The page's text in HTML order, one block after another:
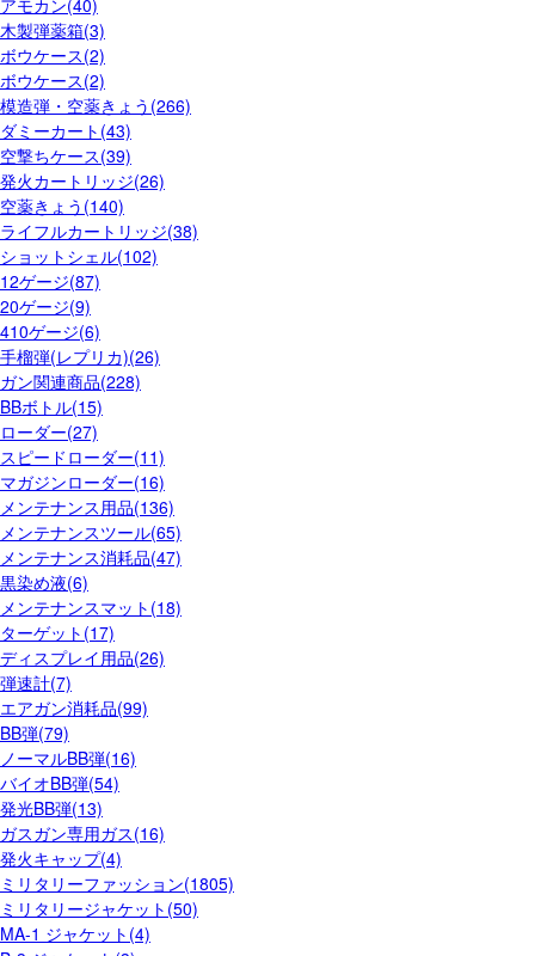
木製弾薬箱(3)
ボウケース(2)
ボウケース(2)
模造弾・空薬きょう(266)
ダミーカート(43)
空撃ちケース(39)
発火カートリッジ(26)
空薬きょう(140)
ライフルカートリッジ(38)
ショットシェル(102)
12ゲージ(87)
20ゲージ(9)
410ゲージ(6)
手榴弾(レプリカ)(26)
ガン関連商品(228)
BBボトル(15)
ローダー(27)
スピードローダー(11)
マガジンローダー(16)
メンテナンス用品(136)
メンテナンスツール(65)
メンテナンス消耗品(47)
黒染め液(6)
メンテナンスマット(18)
ターゲット(17)
ディスプレイ用品(26)
弾速計(7)
エアガン消耗品(99)
BB弾(79)
ノーマルBB弾(16)
バイオBB弾(54)
発光BB弾(13)
ガスガン専用ガス(16)
発火キャップ(4)
ミリタリーファッション(1805)
ミリタリージャケット(50)
MA-1 ジャケット(4)